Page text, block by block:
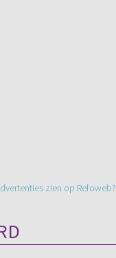
zien op Refoweb?